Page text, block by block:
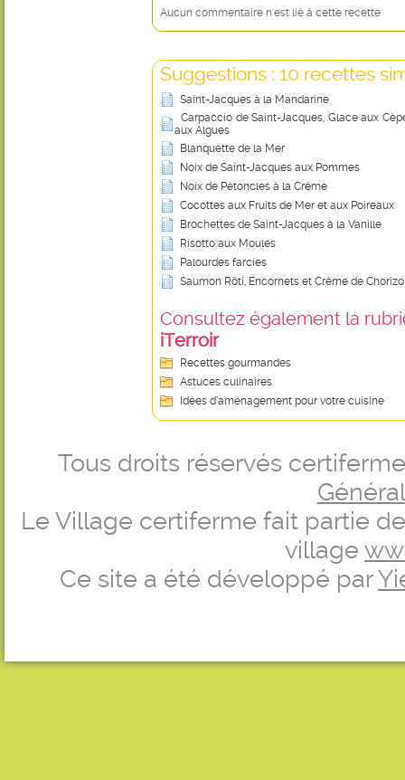
Aucun commentaire n'est lié à cette recette
Suggestions : 10 recettes
Saint-Jacques à la Mandarine
Carpaccio de Saint-Jacques, Glace aux
aux Algues
Blanquette de la Mer
Noix de Saint-Jacques aux Pommes
Noix de Pétoncles à la Crème
Cocottes aux Fruits de Mer et aux Poireaux
Brochettes de Saint-Jacques à la Vanille
Risotto aux Moules
Palourdes farcies
Saumon Rôti, Encornets et Crème de Chorizo
Consultez également la
iTerroir
Recettes gourmandes
Astuces culinaires
Idées d’aménagement pour votre cuisine
Tous droits réservés
Le Village certiferme fait partie
village
Ce site a été développé par